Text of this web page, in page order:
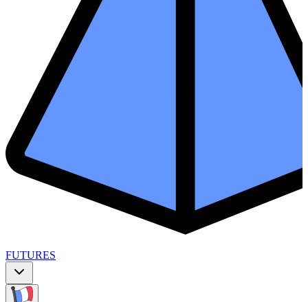
FUTURES